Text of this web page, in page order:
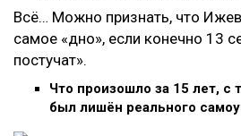
Всё… Можно признать, что
самое «дно», если конечно 13
постучат».
Что произошло за 15 лет, с
был лишён реального